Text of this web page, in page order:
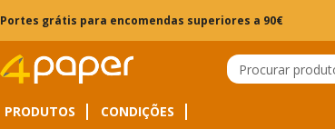
Portes grátis para encomendas superiores a 90€
PRODUTOS
CONDIÇÕES